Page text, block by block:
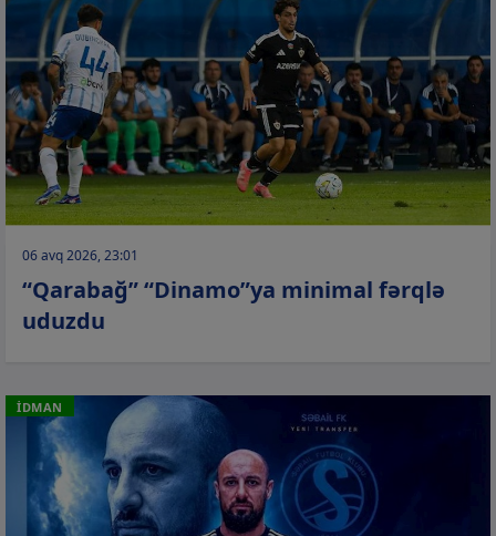
06 avq 2026, 23:01
“Qarabağ” “Dinamo”ya minimal fərqlə
uduzdu
İDMAN